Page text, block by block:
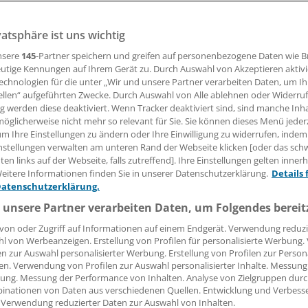
ansetzen im Ringen um mehr Pflegekräfte? Bei "Hart
(CDU), welche Register er ziehen will.
14:32 Uhr
ist im Zentrum der Innen- und Gesellschaftspolitik
der Gesundheitspolitik mehr. "Wir haben eine
– es wird nicht mehr geglaubt, dass die Politik wirksam
Spahn am Montagabend bei Frank Plasbergs "Hart aber
verabschiedet das
Gesundheitsgesetz, die Neuordnung der
weitere Gesetze folgen.
ist uns wichtig
145-Partner speichern und greifen auf personenbezogene Daten wie
Kennungen auf Ihrem Gerät zu. Durch Auswahl von Akzeptieren
für die unter „Wir und unsere Partner verarbeiten Daten, um
aufgeführten Zwecke. Durch Auswahl von Alle ablehnen oder
werden diese deaktiviert. Wenn Tracker deaktiviert sind, sind manche
nicht mehr so relevant für Sie. Sie können dieses Menü
Ihre Einstellungen zu ändern oder Ihre Einwilligung zu widerrufen, indem
verwalten am unteren Rand der Webseite klicken [oder das
links auf der Webseite, falls zutreffend]. Ihre Einstellungen gelten
Informationen finden Sie in unserer Datenschutzerklärung. Details
Partner verarbeiten Daten, um Folgendes
oder Zugriff auf Informationen auf einem Endgerät. Verwendung
von Werbeanzeigen. Erstellung von Profilen für personalisierte
zur Auswahl personalisierter Werbung. Erstellung von Profilen zur
Verwendung von Profilen zur Auswahl personalisierter Inhalte.
Messung der Performance von Inhalten. Analyse von Zielgruppen
von Daten aus verschiedenen Quellen. Entwicklung und
reduzierter Daten zur Auswahl von Inhalten.